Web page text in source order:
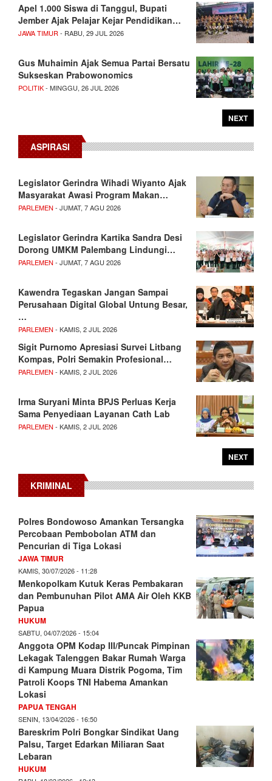
Apel 1.000 Siswa di Tanggul, Bupati
Jember Ajak Pelajar Kejar Pendidikan…
JAWA TIMUR - RABU, 29 JUL 2026
Gus Muhaimin Ajak Semua Partai Bersatu
Sukseskan Prabowonomics
POLITIK- MINGGU, 26 JUL 2026
NEXT
ASPIRASI
Legislator Gerindra Wihadi Wiyanto Ajak
Masyarakat Awasi Program Makan…
PARLEMEN - JUMAT, 7 AGU 2026
Legislator Gerindra Kartika Sandra Desi
Dorong UMKM Palembang Lindungi…
PARLEMEN - JUMAT, 7 AGU 2026
Kawendra Tegaskan Jangan Sampai
Perusahaan Digital Global Untung Besar,
…
PARLEMEN - KAMIS, 2 JUL 2026
Sigit Purnomo Apresiasi Survei Litbang
Kompas, Polri Semakin Profesional…
PARLEMEN - KAMIS, 2 JUL 2026
Irma Suryani Minta BPJS Perluas Kerja
Sama Penyediaan Layanan Cath Lab
PARLEMEN - KAMIS, 2 JUL 2026
NEXT
KRIMINAL
Polres Bondowoso Amankan Tersangka
Percobaan Pembobolan ATM dan
Pencurian di Tiga Lokasi
JAWA TIMUR
KAMIS, 30/07/2026 - 11:28
Menkopolkam Kutuk Keras Pembakaran
dan Pembunuhan Pilot AMA Air Oleh KKB
Papua
HUKUM
SABTU, 04/07/2026 - 15:04
Anggota OPM Kodap III/Puncak Pimpinan
Lekagak Talenggen Bakar Rumah Warga
di Kampung Muara Distrik Pogoma, Tim
Patroli Koops TNI Habema Amankan
Lokasi
PAPUA TENGAH
SENIN, 13/04/2026 - 16:50
Bareskrim Polri Bongkar Sindikat Uang
Palsu, Target Edarkan Miliaran Saat
Lebaran
HUKUM